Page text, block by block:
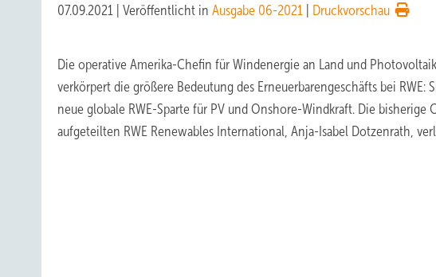
07.09.2021 Veröffentlicht in Ausgabe 06-2021 Druckvorschau
Die operative Amerika-Chefin für Windenergie an Land und
verkörpert die größere Bedeutung des Erneuerbarengeschäfts bei RWE:
neue globale RWE-Sparte für PV und Onshore-Windkraft. Die bisherige
aufgeteilten RWE Renewables International, Anja-Isabel Dotzenrath,